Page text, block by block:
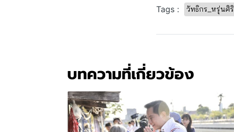
Tags : วัทธิกร_หรุ่นศิริ
บทความที่เกี่ยวข้อง